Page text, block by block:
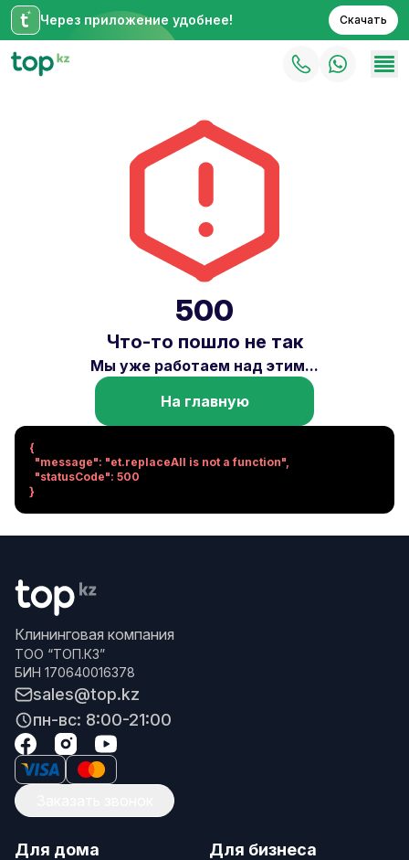
Через приложение удобнее! Скачать
500
Что-то пошло не так
Мы уже работаем над этим...
На главную
{
}
Клининговая компания
ТОО “ТОП.КЗ”
БИН 170640016378
sales@top.kz
пн-вс: 8:00-21:00
Для дома
Для бизнеса